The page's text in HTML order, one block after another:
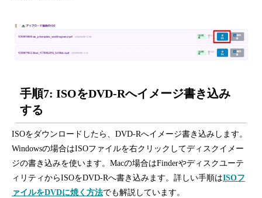
手順7: ISOをDVD-Rへイメージ書き込み
する
ISOをダウンロードしたら、DVD-Rへイメージ書き込みします。
Windowsの場合はISOファイルを右クリックしてディスクイメー
ジの書き込みを使います。Macの場合はFinderやディスクユーテ
ィリティからISOをDVD-Rへ書き込みます。詳しい手順はISOフ
ァイルをDVDに焼く方法でも解説しています。